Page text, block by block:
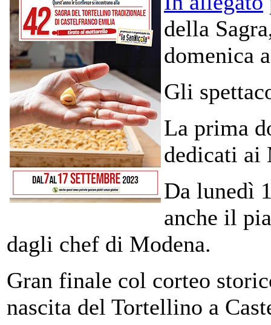
della
domenica
Gli
La prima
dedicati ai
Da lunedì
anche il
dagli chef di Modena.
Gran finale col corteo
nascita del Tortellino a